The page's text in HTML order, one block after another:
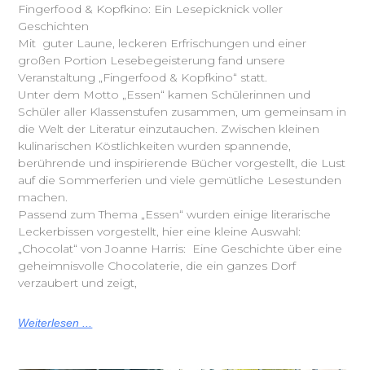
Fingerfood & Kopfkino: Ein Lesepicknick voller
Geschichten
Mit guter Laune, leckeren Erfrischungen und einer
großen Portion Lesebegeisterung fand unsere
Veranstaltung „Fingerfood & Kopfkino“ statt.
Unter dem Motto „Essen“ kamen Schülerinnen und
Schüler aller Klassenstufen zusammen, um gemeinsam in
die Welt der Literatur einzutauchen. Zwischen kleinen
kulinarischen Köstlichkeiten wurden spannende,
berührende und inspirierende Bücher vorgestellt, die Lust
auf die Sommerferien und viele gemütliche Lesestunden
machen.
Passend zum Thema „Essen“ wurden einige literarische
Leckerbissen vorgestellt, hier eine kleine Auswahl:
„Chocolat“ von Joanne Harris: Eine Geschichte über eine
geheimnisvolle Chocolaterie, die ein ganzes Dorf
verzaubert und zeigt,
Weiterlesen ...